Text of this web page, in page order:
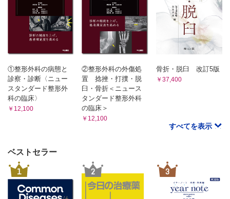
診断のポイント （出村 諭）
思春期特発性側弯症 （渡邊 慶）
その他の側弯症 （出村 諭，横川文彬）
①整形外科の病態と
診察・診断〈ニュー
スタンダード整形外
科の臨床〉
￥12,100
②整形外科の外傷処
置 捻挫・打撲・脱
臼・骨折＜ニュース
タンダード整形外科
の臨床＞
￥12,100
骨折・脱臼 改訂5版
￥37,400
すべてを表示
ベストセラー
1 2 3